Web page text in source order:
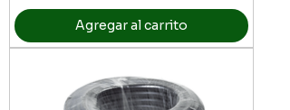
Agregar al carrito